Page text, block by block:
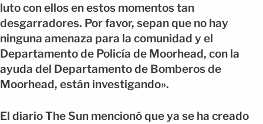
luto con ellos en estos momentos tan
desgarradores. Por favor, sepan que no hay
ninguna amenaza para la comunidad y el
Departamento de Policía de Moorhead, con la
ayuda del Departamento de Bomberos de
Moorhead, están investigando».
El diario The Sun mencionó que ya se ha creado